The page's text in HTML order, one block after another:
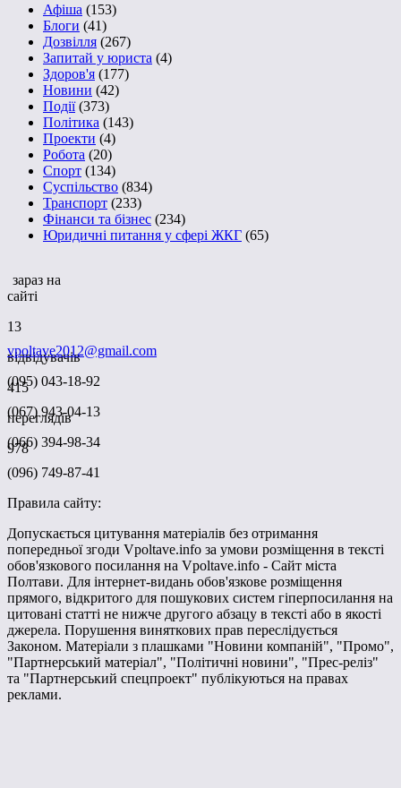
Афіша (153)
Блоги (41)
Дозвілля (267)
Запитай у юриста (4)
Здоров'я (177)
Новини (42)
Події(373)
Політика (143)
Проекти (4)
Робота (20)
Спорт (134)
Суспільство (834)
Транспорт (233)
Фінанси та бізнес (234)
Юридичні питання у сфері ЖКГ (65)
зараз на
сайті
13
відвідувачів
415
переглядів
978
vpoltave2012@gmail.com
(095) 043-18-92
(067) 943-04-13
(066) 394-98-34
(096) 749-87-41
Правила сайту:
Допускається цитування матеріалів без отримання
попередньої згоди Vpoltave.info за умови розміщення в тексті
обов'язкового посилання на Vpoltave.info - Сайт міста
Полтави. Для інтернет-видань обов'язкове розміщення
прямого, відкритого для пошукових систем гіперпосилання на
цитовані статті не нижче другого абзацу в тексті або в якості
джерела. Порушення виняткових прав переслідується
Законом. Матеріали з плашками "Новини компаній", "Промо",
"Партнерський матеріал", "Політичні новини", "Прес-реліз"
та "Партнерський спецпроект" публікуються на правах
реклами.